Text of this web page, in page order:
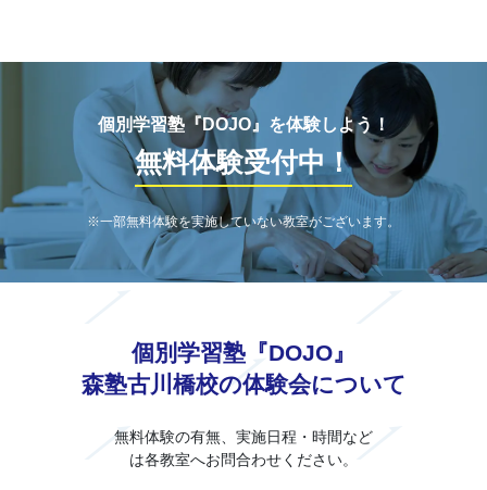
個別学習塾『DOJO』を体験しよう！
無料体験受付中！
※一部無料体験を実施していない教室がございます。
個別学習塾『DOJO』
森塾古川橋校の体験会について
無料体験の有無、実施日程・時間など
は各教室へお問合わせください。